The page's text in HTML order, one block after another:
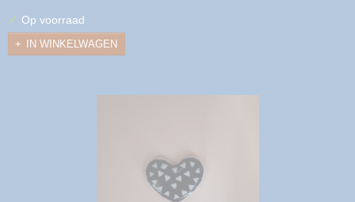
✓ Op voorraad
IN WINKELWAGEN